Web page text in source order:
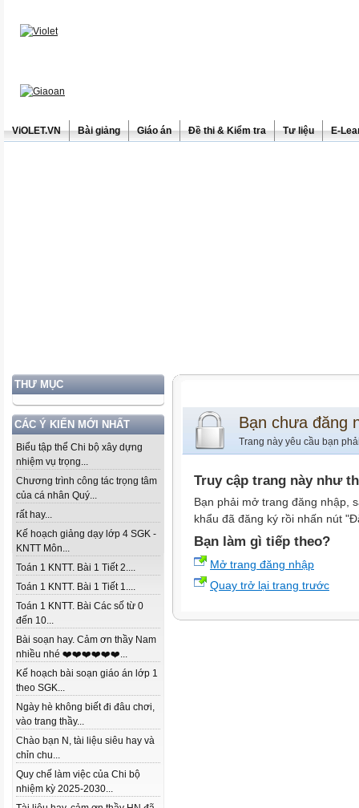
ViOLET.VN Bài giảng Giáo án Đề thi & Kiểm tra Tư liệu E-
THƯ MỤC
CÁC Ý KIẾN MỚI NHẤT
Biểu tập thể Chi bộ xây dựng
nhiệm vụ trọng...
Chương trình công tác trọng tâm
của cá nhân Quý...
rất hay...
Kế hoạch giảng dạy lớp 4 SGK -
KNTT Môn...
Toán 1 KNTT. Bài 1 Tiết 2....
Toán 1 KNTT. Bài 1 Tiết 1....
Toán 1 KNTT. Bài Các số từ 0
đến 10...
Bài soạn hay. Cảm ơn thầy Nam
nhiều nhé ❤️❤️❤️❤️❤️❤️...
Kế hoạch bài soạn giáo án lớp 1
theo SGK...
Ngày hè không biết đi đâu chơi,
vào trang thầy...
Chào bạn N, tài liệu siêu hay và
chỉn chu...
Quy chế làm việc của Chi bộ
nhiệm kỳ 2025-2030...
Bạn chưa đăng
Trang này yêu cầu bạn
Truy cập trang này như
Bạn phải mở trang đăng nhập,
khẩu đã đăng ký rồi nhấn nút
Bạn làm gì tiếp theo?
Mở trang đăng nhập
Quay trở lại trang trước